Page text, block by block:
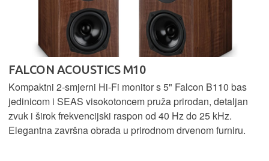
FALCON ACOUSTICS M10
Kompaktni 2-smjerni Hi-Fi monitor s 5" Falcon B110 bas
jedinicom i SEAS visokotoncem pruža prirodan, detaljan
zvuk i širok frekvencijski raspon od 40 Hz do 25 kHz.
Elegantna završna obrada u prirodnom drvenom furniru.